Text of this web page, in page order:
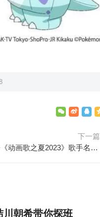
下一篇
世界最大动画歌盛会《动画歌之夏2023》歌手名单公布
川朝希带你探班